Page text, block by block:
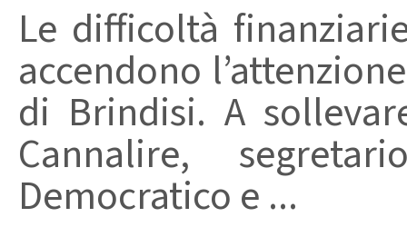
Le difficoltà
accendono
di Brindisi. A
Cannalire,
Democratico e ...